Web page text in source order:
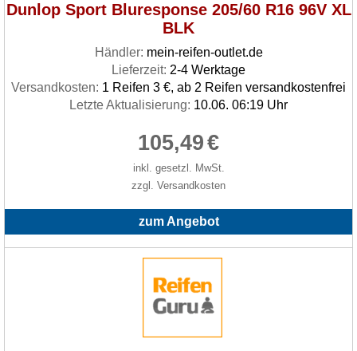
Dunlop Sport Bluresponse 205/60 R16 96V XL
BLK
Händler: mein-reifen-outlet.de
Lieferzeit: 2-4 Werktage
Versandkosten: 1 Reifen 3 €, ab 2 Reifen versandkostenfrei
Letzte Aktualisierung: 10.06. 06:19 Uhr
105,49€
inkl. gesetzl. MwSt.
zzgl. Versandkosten
zum Angebot